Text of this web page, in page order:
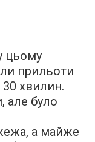
цьому
прильоти
30 хвилин.
але було
а майже